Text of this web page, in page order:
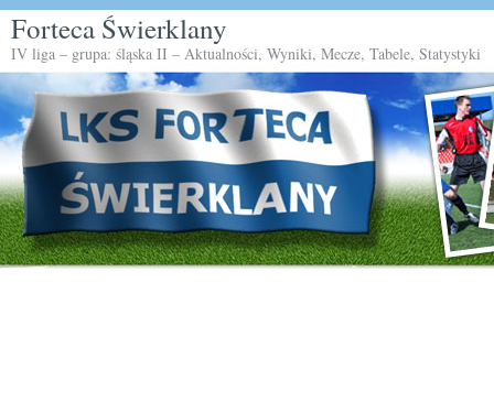
Forteca Świerklany
IV liga – grupa: śląska II – Aktualności, Wyniki, Mecze, Tabele, Statystyki